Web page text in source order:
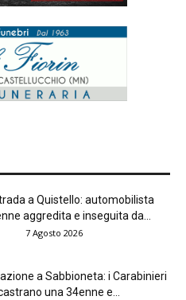
a Quistello: automobilista
aggredita e inseguita da...
7 Agosto 2026
a Sabbioneta: i Carabinieri
una 34enne e...